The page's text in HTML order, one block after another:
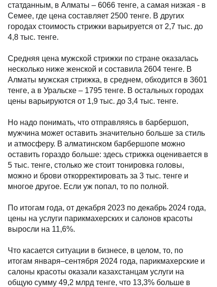
статданным, в Алматы – 6066 тенге, а самая низкая - в
Семее, где цена составляет 2500 тенге. В других
городах стоимость стрижки варьируется от 2,7 тыс. до
4,8 тыс. тенге.
Средняя цена мужской стрижки по стране оказалась
несколько ниже женской и составила 2604 тенге. В
Алматы мужская стрижка, в среднем, обходится в 3601
тенге, а в Уральске – 1795 тенге. В остальных городах
цены варьируются от 1,9 тыс. до 3,4 тыс. тенге.
Но надо понимать, что отправляясь в барбершоп,
мужчина может оставить значительно больше за стиль
и атмосферу. В алматинском барбершопе можно
оставить гораздо больше: здесь стрижка оценивается в
5 тыс. тенге, столько же стоит тонировка головы,
можно и брови откорректировать за 3 тыс. тенге и
многое другое. Если уж попал, то по полной.
По итогам года, от декабря 2023 по декабрь 2024 года,
цены на услуги парикмахерских и салонов красоты
выросли на 11,6%.
Что касается ситуации в бизнесе, в целом, то, по
итогам января–сентября 2024 года, парикмахерские и
салоны красоты оказали казахстанцам услуги на
общую сумму 49,2 млрд тенге, что 13,3% больше в